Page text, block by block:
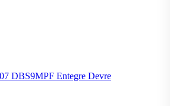
DBS9MPF Entegre Devre